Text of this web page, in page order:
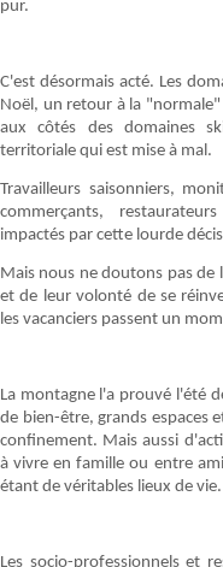
pur.
C'est désormais acté. Les
Noël, un retour à la
aux côtés des domaines
territoriale qui est mise à mal.
Travailleurs saisonniers,
commerçants,
impactés par cette lourde
Mais nous ne doutons pas de
et de leur volonté de se
les vacanciers passent un
La montagne l'a prouvé l'été
de bien-être, grands espaces
confinement. Mais aussi
à vivre en famille ou entre
étant de véritables lieux de vie.
Les socio-professionnels et